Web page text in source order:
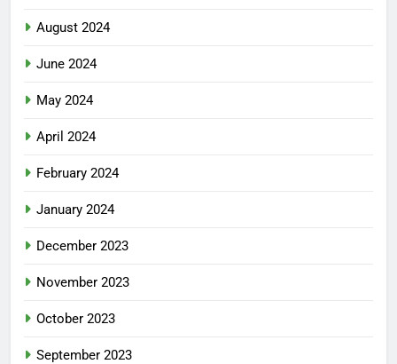
August 2024
June 2024
May 2024
April 2024
February 2024
January 2024
December 2023
November 2023
October 2023
September 2023